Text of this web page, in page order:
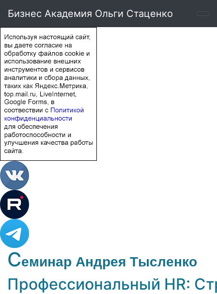
Бизнес Академия Ольги Стаценко
Семинар Андрея Тысленко
Профессиональный HR: